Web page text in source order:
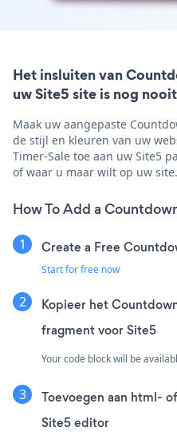
Het insluiten van
uw Site5 site is nog
Maak uw aangepaste
de stijl en kleuren van uw
Timer-Sale toe aan uw Site5
of waar u maar wilt op uw site.
How To Add a
Create a Free
Start for free now
Kopieer het
fragment voor Site5
Your code block will be
Toevoegen aan html-
Site5 editor